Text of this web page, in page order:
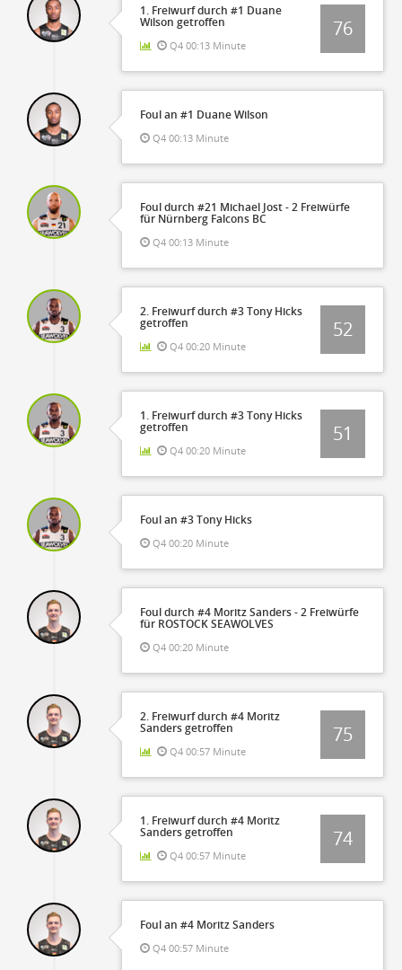
1. Freiwurf durch #1 Duane
Wilson getroffen
Q4 00:13 Minute
76
Foul an #1 Duane Wilson
Q4 00:13 Minute
Foul durch #21 Michael Jost - 2 Freiwürfe
für Nürnberg Falcons BC
Q4 00:13 Minute
2. Freiwurf durch #3 Tony Hicks
getroffen
Q4 00:20 Minute
52
1. Freiwurf durch #3 Tony Hicks
getroffen
Q4 00:20 Minute
51
Foul an #3 Tony Hicks
Q4 00:20 Minute
Foul durch #4 Moritz Sanders - 2 Freiwürfe
für ROSTOCK SEAWOLVES
Q4 00:20 Minute
2. Freiwurf durch #4 Moritz
Sanders getroffen
Q4 00:57 Minute
75
1. Freiwurf durch #4 Moritz
Sanders getroffen
Q4 00:57 Minute
74
Foul an #4 Moritz Sanders
Q4 00:57 Minute